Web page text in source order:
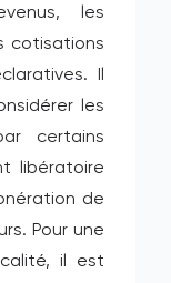
les
cotisations
Il
les
certains
libératoire
de
Pour une
il est